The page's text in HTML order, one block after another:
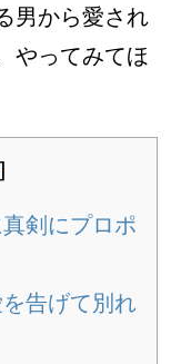
男から愛され
やってみてほ
剣にプロポ
告げて別れ